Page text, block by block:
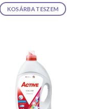
KOSÁRBA TESZEM